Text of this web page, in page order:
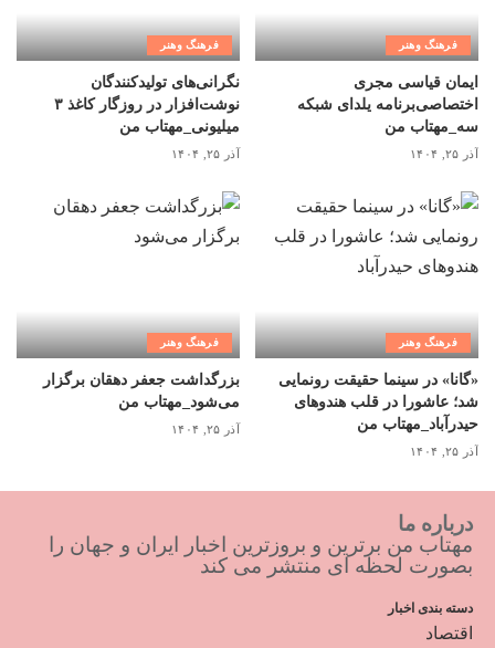
فرهنگ وهنر
ایمان قیاسی مجری
اختصاصی‌برنامه یلدای شبکه
سه_مهتاب من
آذر ۲۵, ۱۴۰۴
فرهنگ وهنر
نگرانی‌های تولیدکنندگان
نوشت‌افزار در روزگار کاغذ ۳
میلیونی_مهتاب من
آذر ۲۵, ۱۴۰۴
فرهنگ وهنر
«گانا» در سینما حقیقت رونمایی
شد؛ عاشورا در قلب هندوهای
حیدرآباد_مهتاب من
آذر ۲۵, ۱۴۰۴
فرهنگ وهنر
بزرگداشت جعفر دهقان برگزار
می‌شود_مهتاب من
آذر ۲۵, ۱۴۰۴
درباره ما
مهتاب من برترین و بروزترین اخبار ایران و جهان را
بصورت لحظه ای منتشر می کند
دسته بندی اخبار
اقتصاد